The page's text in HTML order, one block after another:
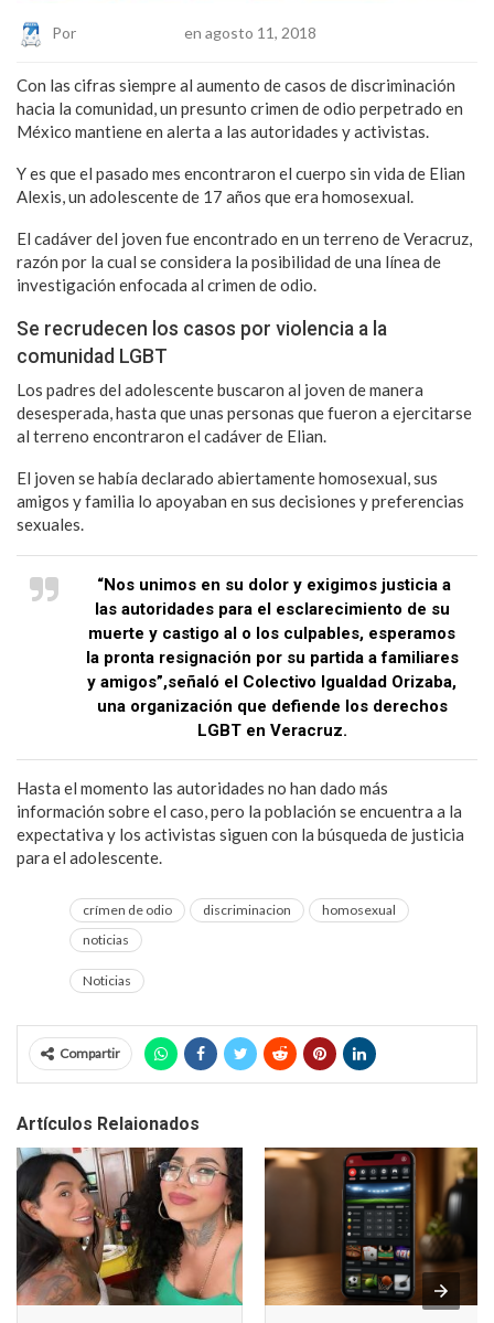
Por en agosto 11, 2018
Con las cifras siempre al aumento de casos de discriminación
hacia la comunidad, un presunto crimen de odio perpetrado en
México mantiene en alerta a las autoridades y activistas.
Y es que el pasado mes encontraron el cuerpo sin vida de Elian
Alexis, un adolescente de 17 años que era homosexual.
El cadáver del joven fue encontrado en un terreno de Veracruz,
razón por la cual se considera la posibilidad de una línea de
investigación enfocada al crimen de odio.
Se recrudecen los casos por violencia a la
comunidad LGBT
Los padres del adolescente buscaron al joven de manera
desesperada, hasta que unas personas que fueron a ejercitarse
al terreno encontraron el cadáver de Elian.
El joven se había declarado abiertamente homosexual, sus
amigos y familia lo apoyaban en sus decisiones y preferencias
sexuales.
“Nos unimos en su dolor y exigimos justicia a
las autoridades para el esclarecimiento de su
muerte y castigo al o los culpables, esperamos
la pronta resignación por su partida a familiares
y amigos”,señaló el Colectivo Igualdad Orizaba,
una organización que defiende los derechos
LGBT en Veracruz.
Hasta el momento las autoridades no han dado más
información sobre el caso, pero la población se encuentra a la
expectativa y los activistas siguen con la búsqueda de justicia
para el adolescente.
crímen de odio discriminacion
homosexual
noticias
Noticias
Compartir
Artículos Relaionados